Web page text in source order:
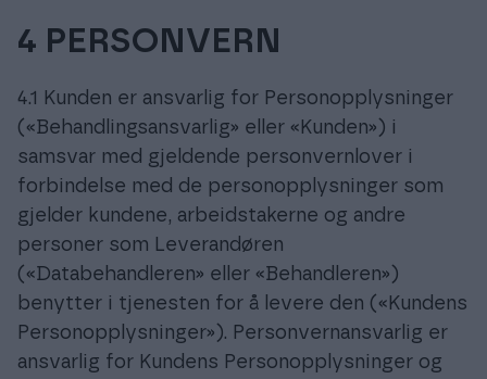
4 PERSONVERN
4.1 Kunden er ansvarlig for Personopplysninger
(«Behandlingsansvarlig» eller «Kunden») i
samsvar med gjeldende personvernlover i
forbindelse med de personopplysninger som
gjelder kundene, arbeidstakerne og andre
personer som Leverandøren
(«Databehandleren» eller «Behandleren»)
benytter i tjenesten for å levere den («Kundens
Personopplysninger»). Personvernansvarlig er
ansvarlig for Kundens Personopplysninger og